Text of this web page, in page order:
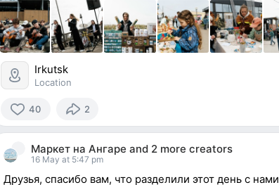
Irkutsk
Location
40
40
reacted
2
Маркет на Ангаре and 2 more creators
16 May at 5:47 pm
Друзья, спасибо вам, что разделили этот день с нами